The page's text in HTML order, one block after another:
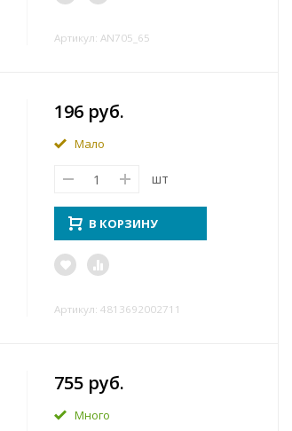
Артикул: AN705_65
196 руб.
Мало
шт
В КОРЗИНУ
Артикул: 4813692002711
755 руб.
Много